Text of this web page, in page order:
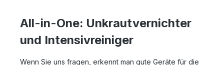
All-in-One: Unkrautvernichter
und Intensivreiniger
Wenn Sie uns fragen, erkennt man gute Geräte für die